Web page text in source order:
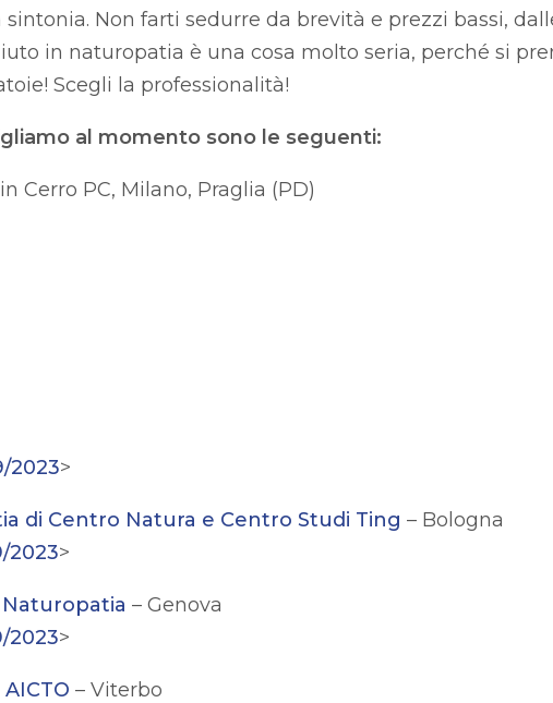
Non farti sedurre da brevità e prezzi bassi,
in naturopatia è una cosa molto seria, perché si
Scegli la professionalità!
al momento sono le seguenti:
Cerro PC, Milano, Praglia (PD)
2023>
di Centro Natura e Centro Studi Ting – Bologna
2023>
– Genova
2023>
– Viterbo